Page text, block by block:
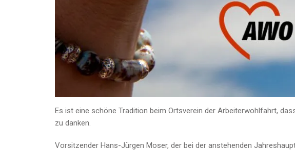
Es ist eine schöne Tradition beim Ortsverein der Arbeiterwohlfahrt,
zu danken.
Vorsitzender Hans-Jürgen Moser, der bei der anstehenden